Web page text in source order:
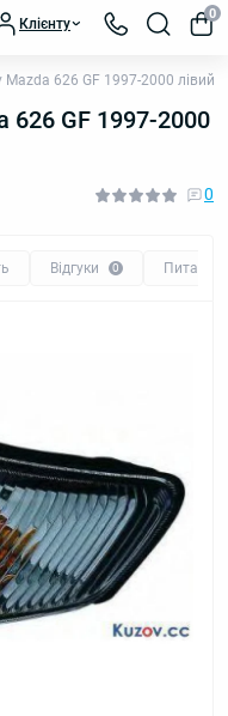
Клієнту
0
626 GF 1997-2000 лівий
626 GF 1997-2000
0
Відгуки 0 Питання